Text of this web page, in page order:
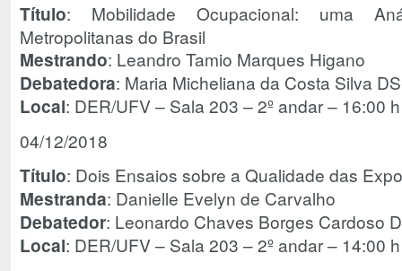
Título: Mobilidade Ocupacional: uma
Metropolitanas do Brasil
Mestrando: Leandro Tamio Marques Higano
Debatedora: Maria Micheliana da Costa Silva
Local: DER/UFV – Sala 203 – 2º andar – 16:00 h
04/12/2018
Título: Dois Ensaios sobre a Qualidade das
Mestranda: Danielle Evelyn de Carvalho
Debatedor: Leonardo Chaves Borges Cardoso
Local: DER/UFV – Sala 203 – 2º andar – 14:00 h